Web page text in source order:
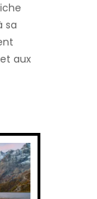
sa
aux